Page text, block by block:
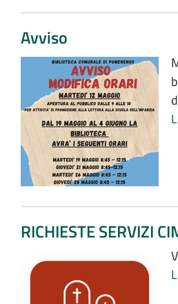
Avviso
RICHIESTE SERVIZI